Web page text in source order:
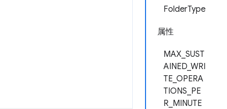
FolderType
属性
MAX_SUST
AINED_WRI
TE_OPERA
TIONS_PE
R_MINUTE